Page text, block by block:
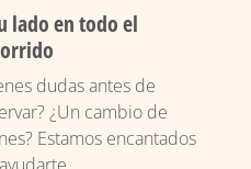
lado en todo el
dudas antes de
¿Un cambio de
Estamos encantados